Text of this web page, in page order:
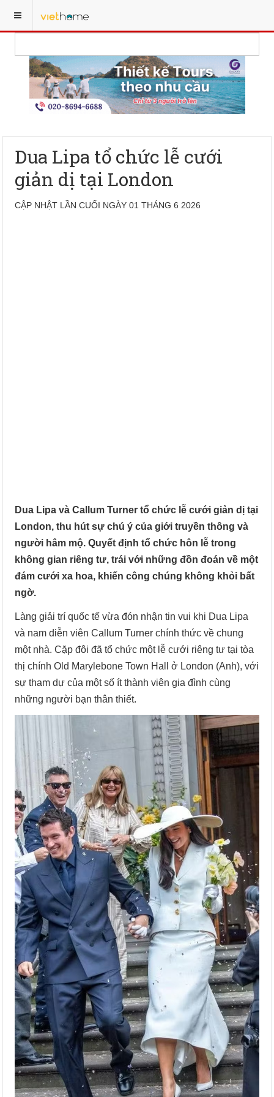
Dua Lipa tổ chức lễ cưới
giản dị tại London
CẬP NHẬT LẦN CUỐI NGÀY 01 THÁNG 6 2026
Dua Lipa và Callum Turner tổ chức lễ cưới giản dị tại
London, thu hút sự chú ý của giới truyền thông và
người hâm mộ. Quyết định tổ chức hôn lễ trong
không gian riêng tư, trái với những đồn đoán về một
đám cưới xa hoa, khiến công chúng không khỏi bất
ngờ.
Làng giải trí quốc tế vừa đón nhận tin vui khi Dua Lipa
và nam diễn viên Callum Turner chính thức về chung
một nhà. Cặp đôi đã tổ chức một lễ cưới riêng tư tại tòa
thị chính Old Marylebone Town Hall ở London (Anh), với
sự tham dự của một số ít thành viên gia đình cùng
những người bạn thân thiết.